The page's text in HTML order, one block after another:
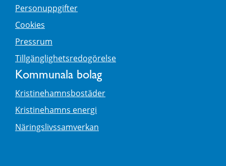
Personuppgifter
Cookies
Pressrum
Tillgänglighetsredogörelse
Kommunala bolag
Kristinehamnsbostäder
Kristinehamns energi
Näringslivssamverkan